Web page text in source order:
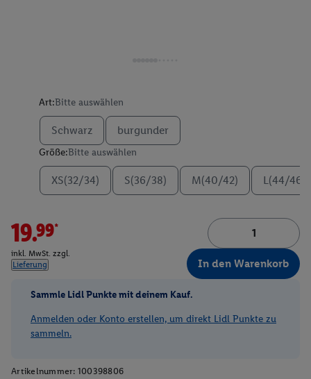
Art:Bitte auswählen
Schwarz burgunder
Größe:Bitte auswählen
XS(32/34) S(36/38) M(40/42) L(44/46)
19.99*
inkl. MwSt. zzgl.
Lieferung
In den Warenkorb
Sammle Lidl Punkte mit deinem Kauf.
Anmelden oder Konto erstellen, um direkt Lidl Punkte zu
sammeln.
Artikelnummer: 100398806